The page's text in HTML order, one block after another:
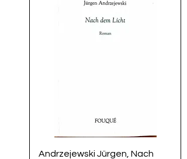
Andrzejewski Jürgen, Nach